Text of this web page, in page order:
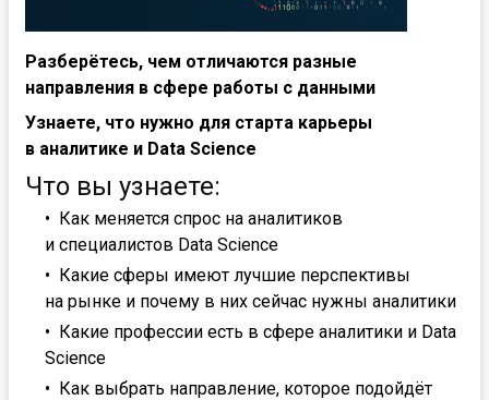
Разберётесь, чем отличаются разные
направления в сфере работы с данными
Узнаете, что нужно для старта карьеры
в аналитике и Data Science
Что вы узнаете:
Как меняется спрос на аналитиков
и специалистов Data Science
Какие сферы имеют лучшие перспективы
на рынке и почему в них сейчас нужны аналитики
Какие профессии есть в сфере аналитики и Data
Science
Как выбрать направление, которое подойдёт